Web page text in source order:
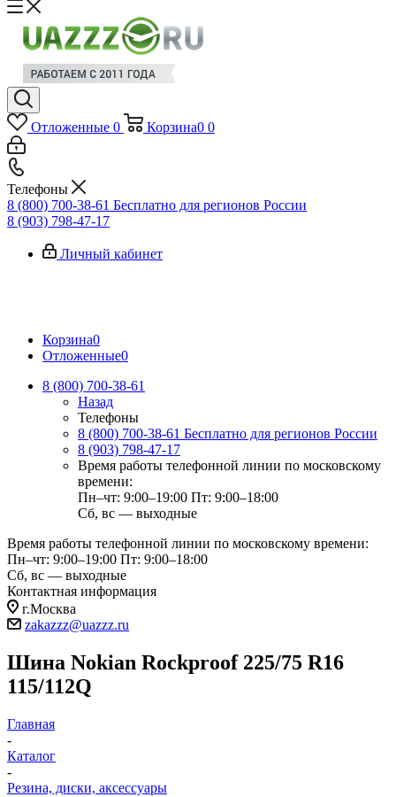
Отложенные 0 Корзина0 0
Телефоны
8 (800) 700-38-61 Бесплатно для регионов России
8 (903) 798-47-17
Личный кабинет
Корзина0
Отложенные0
8 (800) 700-38-61
Назад
Телефоны
8 (800) 700-38-61 Бесплатно для регионов России
8 (903) 798-47-17
Время работы телефонной линии по московскому
времени:
Пн–чт: 9:00–19:00 Пт: 9:00–18:00
Сб, вс — выходные
Время работы телефонной линии по московскому времени:
Пн–чт: 9:00–19:00 Пт: 9:00–18:00
Сб, вс — выходные
Контактная информация
г.Москва
zakazzz@uazzz.ru
Шина Nokian Rockproof 225/75 R16
115/112Q
Главная
-
Каталог
-
Резина, диски, аксессуары